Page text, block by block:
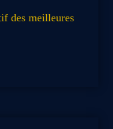
des meilleures